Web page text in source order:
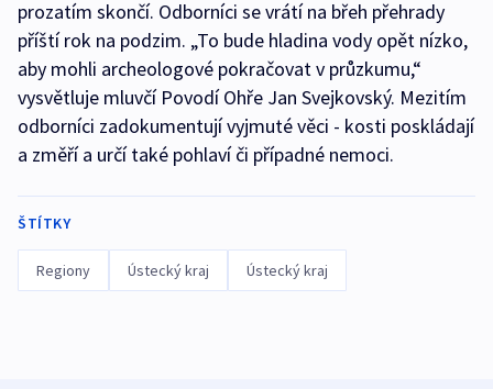
prozatím skončí. Odborníci se vrátí na břeh přehrady
příští rok na podzim. „To bude hladina vody opět nízko,
aby mohli archeologové pokračovat v průzkumu,“
vysvětluje mluvčí Povodí Ohře Jan Svejkovský. Mezitím
odborníci zadokumentují vyjmuté věci - kosti poskládají
a změří a určí také pohlaví či případné nemoci.
ŠTÍTKY
Regiony Ústecký kraj Ústecký kraj